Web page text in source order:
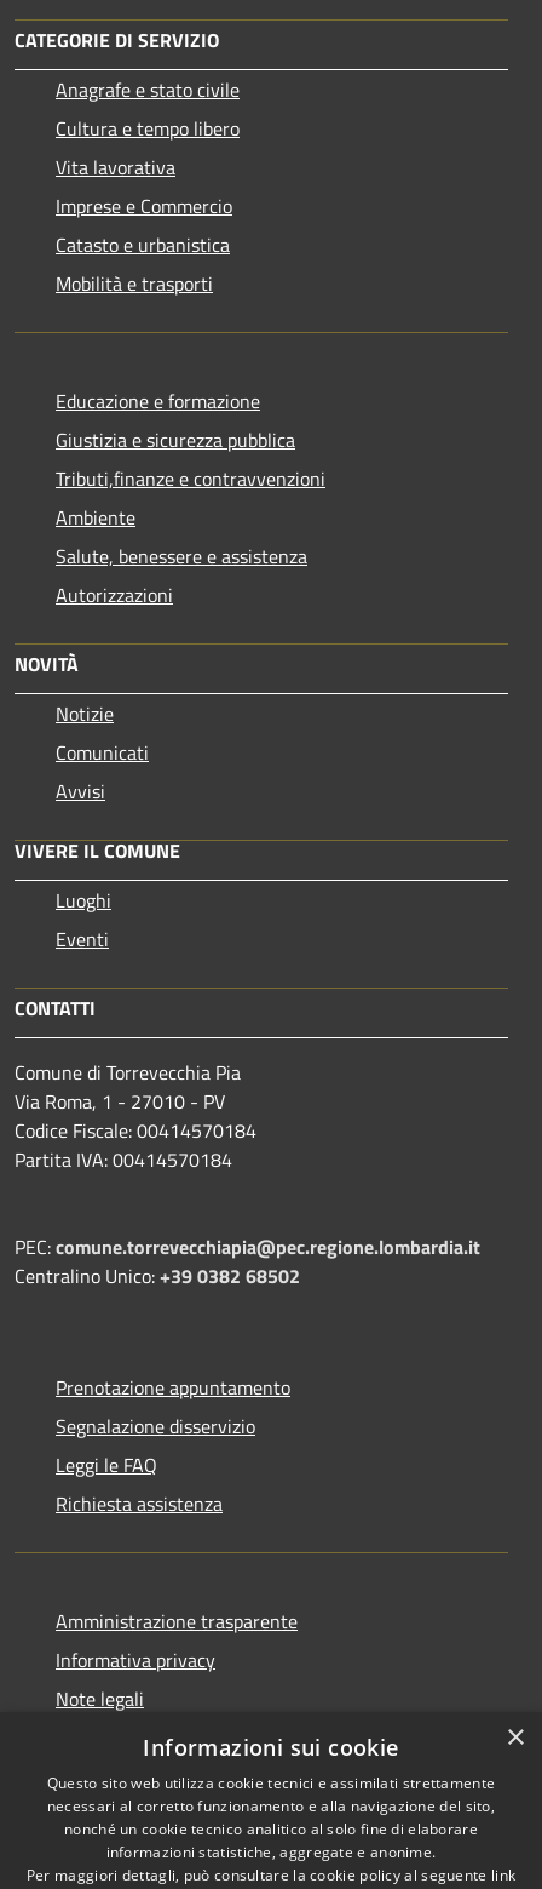
CATEGORIE DI SERVIZIO
Anagrafe e stato civile
Cultura e tempo libero
Vita lavorativa
Imprese e Commercio
Catasto e urbanistica
Mobilità e trasporti
Educazione e formazione
Giustizia e sicurezza pubblica
Tributi,finanze e contravvenzioni
Ambiente
Salute, benessere e assistenza
Autorizzazioni
NOVITÀ
Notizie
Comunicati
Avvisi
VIVERE IL COMUNE
Luoghi
Eventi
CONTATTI
Comune di Torrevecchia Pia
Via Roma, 1 - 27010 - PV
Codice Fiscale: 00414570184
Partita IVA: 00414570184
PEC:comune.torrevecchiapia@pec.regione.lombardia.it
Centralino Unico:+39 0382 68502
Prenotazione appuntamento
Segnalazione disservizio
Leggi le FAQ
Richiesta assistenza
Amministrazione trasparente
Informativa privacy
Note legali
Dichiarazione di accessibilità
Copyright © 2026 • Comune di
×
Informazioni sui cookie
Questo sito web utilizza cookie tecnici e assimilati strettamente
necessari al corretto funzionamento e alla navigazione del sito,
nonché un cookie tecnico analitico al solo fine di elaborare
informazioni statistiche, aggregate e anonime.
Per maggiori dettagli, può consultare la cookie policy al seguente link